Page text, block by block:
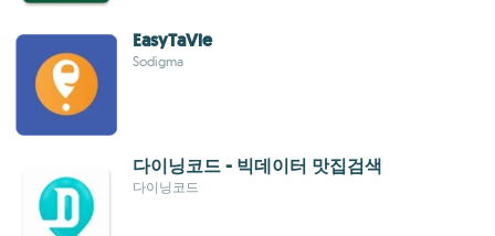
EasyTaVie
Sodigma
다이닝코드 - 빅데이터 맛집검색
다이닝코드